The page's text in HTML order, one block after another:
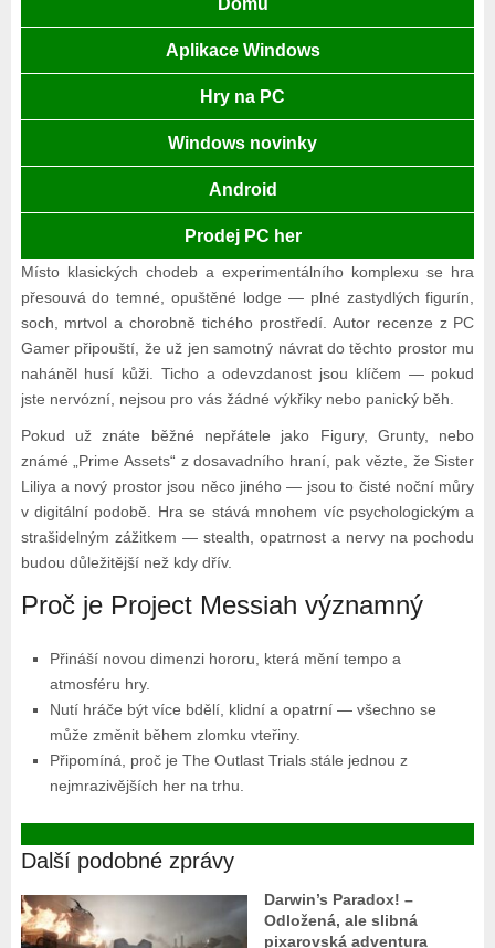
Domů
Aplikace Windows
Hry na PC
Windows novinky
Android
Prodej PC her
Místo klasických chodeb a experimentálního komplexu se hra
přesouvá do temné, opuštěné lodge — plné zastydlých figurín,
soch, mrtvol a chorobně tichého prostředí. Autor recenze z PC
Gamer připouští, že už jen samotný návrat do těchto prostor mu
naháněl husí kůži. Ticho a odevzdanost jsou klíčem — pokud
jste nervózní, nejsou pro vás žádné výkřiky nebo panický běh.
Pokud už znáte běžné nepřátele jako Figury, Grunty, nebo
známé „Prime Assets“ z dosavadního hraní, pak vězte, že Sister
Liliya a nový prostor jsou něco jiného — jsou to čisté noční můry
v digitální podobě. Hra se stává mnohem víc psychologickým a
strašidelným zážitkem — stealth, opatrnost a nervy na pochodu
budou důležitější než kdy dřív.
Proč je Project Messiah významný
Přináší novou dimenzi hororu, která mění tempo a
atmosféru hry.
Nutí hráče být více bdělí, klidní a opatrní — všechno se
může změnit během zlomku vteřiny.
Připomíná, proč je The Outlast Trials stále jednou z
nejmrazivějších her na trhu.
Další podobné zprávy
Darwin’s Paradox! –
Odložená, ale slibná
pixarovská adventura